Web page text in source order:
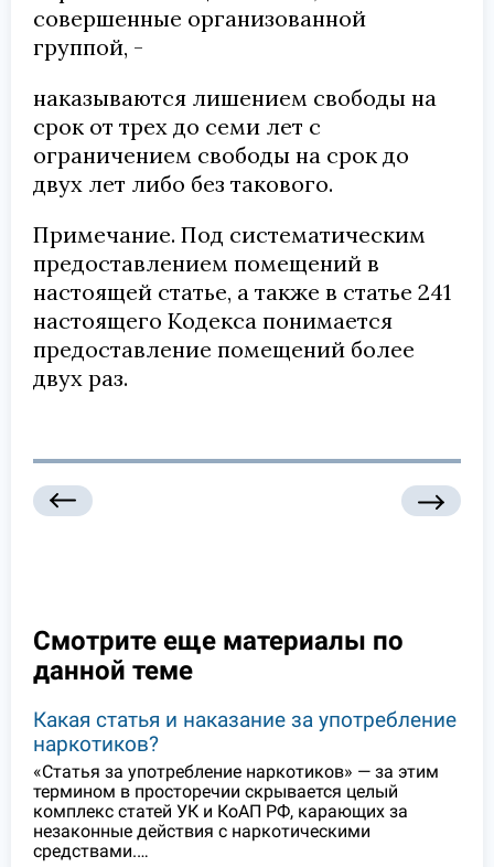
совершенные организованной
группой, -
наказываются лишением свободы на
срок от трех до семи лет с
ограничением свободы на срок до
двух лет либо без такового.
Примечание. Под систематическим
предоставлением помещений в
настоящей статье, а также в статье 241
настоящего Кодекса понимается
предоставление помещений более
двух раз.
Смотрите еще материалы по
данной теме
Какая статья и наказание за употребление
наркотиков?
«Статья за употребление наркотиков» — за этим
термином в просторечии скрывается целый
комплекс статей УК и КоАП РФ, карающих за
незаконные действия с наркотическими
средствами.…